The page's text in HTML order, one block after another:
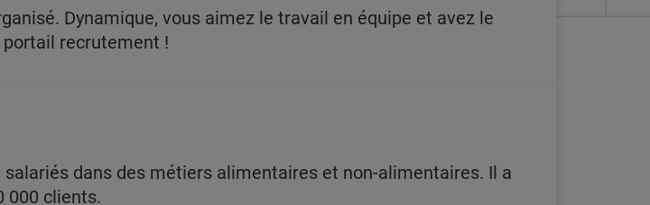
Dynamique, vous aimez le travail en équipe et avez le
recrutement !
dans des métiers alimentaires et non-alimentaires. Il a
000 clients.